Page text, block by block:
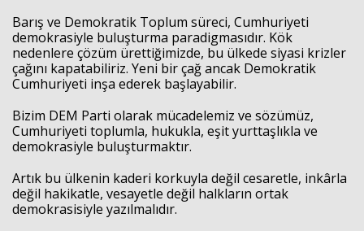
Barış ve Demokratik Toplum süreci, Cumhuriyeti
demokrasiyle buluşturma paradigmasıdır. Kök
nedenlere çözüm ürettiğimizde, bu ülkede siyasi krizler
çağını kapatabiliriz. Yeni bir çağ ancak Demokratik
Cumhuriyeti inşa ederek başlayabilir.
Bizim DEM Parti olarak mücadelemiz ve sözümüz,
Cumhuriyeti toplumla, hukukla, eşit yurttaşlıkla ve
demokrasiyle buluşturmaktır.
Artık bu ülkenin kaderi korkuyla değil cesaretle, inkârla
değil hakikatle, vesayetle değil halkların ortak
demokrasisiyle yazılmalıdır.